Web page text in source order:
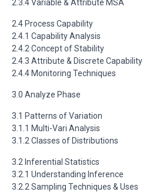
2.3.4 Variable & Attribute MSA
2.4 Process Capability
2.4.1 Capability Analysis
2.4.2 Concept of Stability
2.4.3 Attribute & Discrete Capability
2.4.4 Monitoring Techniques
3.0 Analyze Phase
3.1 Patterns of Variation
3.1.1 Multi-Vari Analysis
3.1.2 Classes of Distributions
3.2 Inferential Statistics
3.2.1 Understanding Inference
3.2.2 Sampling Techniques & Uses